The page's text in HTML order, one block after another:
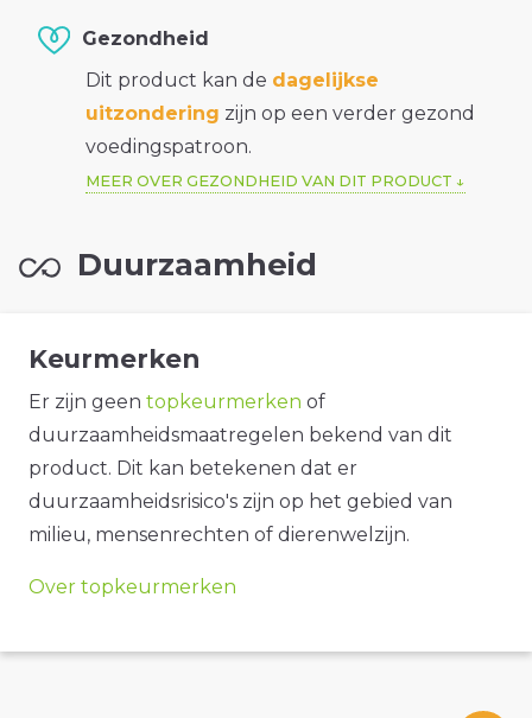
Gezondheid
Dit product kan de dagelijkse
uitzondering zijn op een verder gezond
voedingspatroon.
MEER OVER GEZONDHEID VAN DIT PRODUCT
Duurzaamheid
Keurmerken
Er zijn geen topkeurmerken of
duurzaamheidsmaatregelen bekend van dit
product. Dit kan betekenen dat er
duurzaamheidsrisico's zijn op het gebied van
milieu, mensenrechten of dierenwelzijn.
Over topkeurmerken